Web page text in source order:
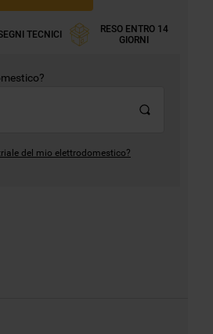
TECNICI
RESO ENTRO 14
GIORNI
del mio elettrodomestico?